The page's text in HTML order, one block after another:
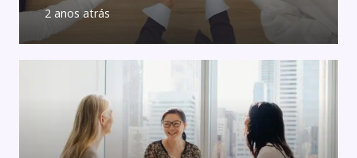
2 anos atrás